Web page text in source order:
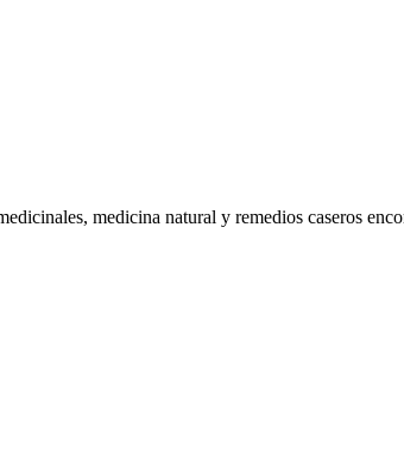
medicina natural y remedios caseros